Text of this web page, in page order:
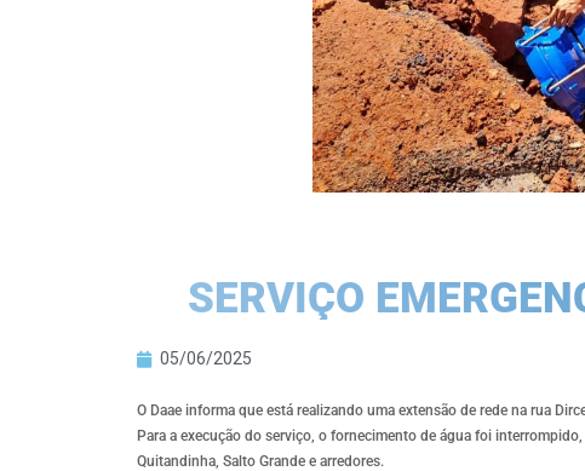
SERVIÇO
05/06/2025
O Daae informa que está realizando uma extensão de rede na rua
Para a execução do serviço, o fornecimento de água foi
Quitandinha, Salto Grande e arredores.